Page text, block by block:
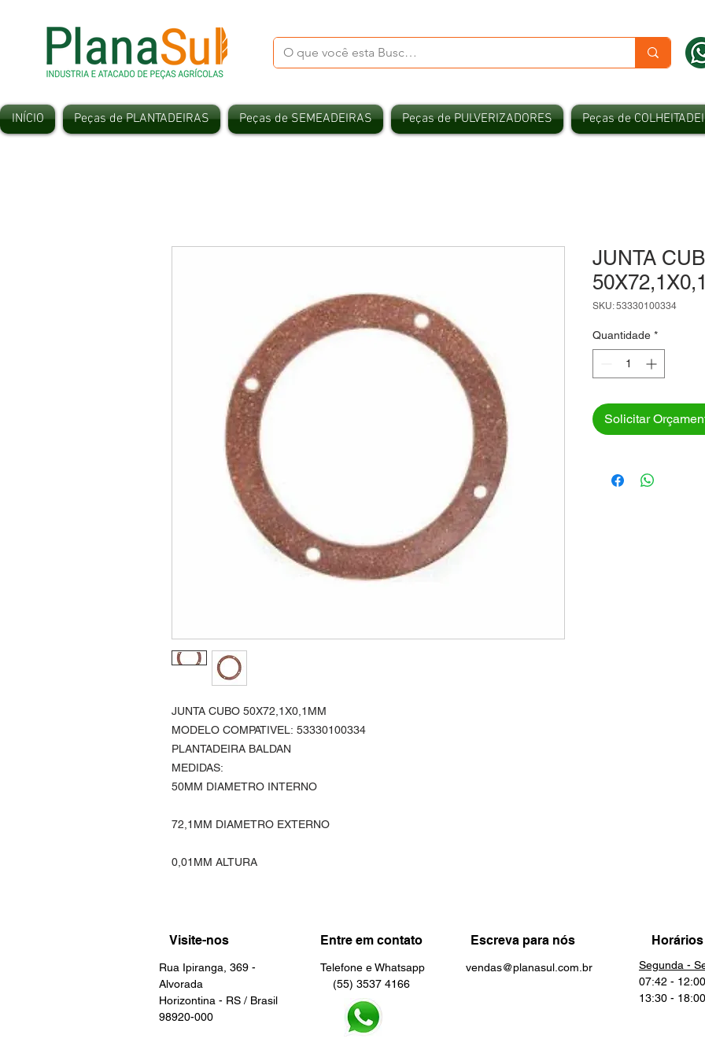
INÍCIO Peças de PLANTADEIRAS Peças de SEMEADEIRAS Peças de PULVERIZADORES Peças de
JUNTA CUBO 50X72,1X0,1MM
MODELO COMPATIVEL: 53330100334
PLANTADEIRA BALDAN
MEDIDAS:
50MM DIAMETRO INTERNO
72,1MM DIAMETRO EXTERNO
0,01MM ALTURA
JUNTA
SKU: 53330100334
Quantidade *
Solicitar
Visite-nos
Rua Ipiranga, 369 -
Alvorada
Horizontina - RS / Brasil
98920-000
Entre em contato
Telefone e Whatsapp
(55) 3537 4166
Escreva para nós
vendas@planasul.com.br
Horários
Segunda -
07:42 - 12:00
13:30 - 18:00